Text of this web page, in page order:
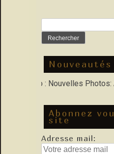
Nouveautés
Porfolio : Nouvelles Photos:
Abonnez
site
Adresse mail: